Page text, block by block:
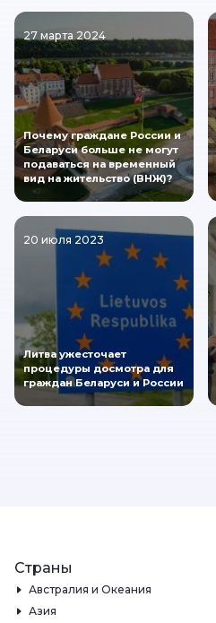
27 марта 2024
Почему граждане России и
Беларуси больше не могут
подаваться на временный
вид на жительство (ВНЖ)?
20 июля 2023
Литва ужесточает
процедуры досмотра для
граждан Беларуси и России
Страны
Австралия и Океания
Азия